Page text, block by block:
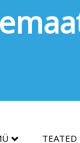
TEATED